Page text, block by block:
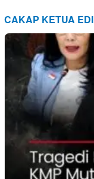
CAKAP KETUA EDI